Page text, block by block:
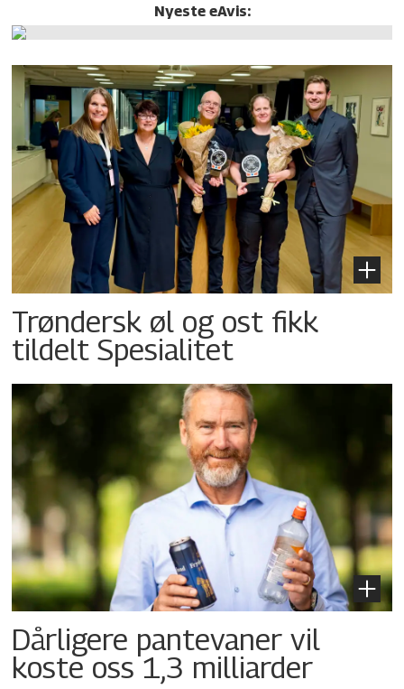
Nyeste eAvis:
Trøndersk øl og ost fikk
tildelt Spesialitet
Dårligere pantevaner vil
koste oss 1,3 milliarder